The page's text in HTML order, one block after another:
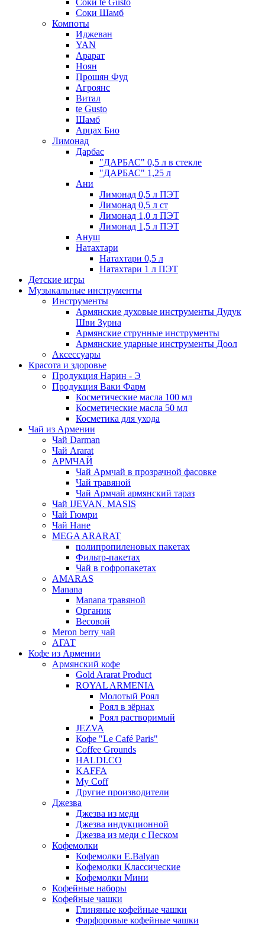
Соки te Gusto
Соки Шамб
Компоты
Иджеван
YAN
Арарат
Ноян
Прошян Фуд
Агроянс
Витал
te Gusto
Шамб
Арцах Био
Лимонад
Дарбас
"ДАРБАС" 0,5 л в стекле
"ДАРБАС" 1,25 л
Ани
Лимонад 0,5 л ПЭТ
Лимонад 0,5 л ст
Лимонад 1,0 л ПЭТ
Лимонад 1,5 л ПЭТ
Ануш
Натахтари
Натахтари 0,5 л
Натахтари 1 л ПЭТ
Детские игры
Музыкальные инструменты
Инструменты
Армянские духовые инструменты Дудук
Шви Зурна
Армянские струнные инструменты
Армянские ударные инструменты Доол
Аксессуары
Красота и здоровье
Продукция Нарин - Э
Продукция Ваки Фарм
Косметические масла 100 мл
Косметические масла 50 мл
Косметика для ухода
Чай из Армении
Чай Darman
Чай Ararat
АРМЧАЙ
Чай Армчай в прозрачной фасовке
Чай травяной
Чай Армчай армянский тараз
Чай IJEVAN. MASIS
Чай Гюмри
Чай Нане
MEGA ARARAT
полипропиленовых пакетах
Фильтр-пакетах
Чай в гофропакетах
AMARAS
Manana
Manana травяной
Органик
Весовой
Meron berry чай
АГАТ
Кофе из Армении
Армянский кофе
Gold Ararat Product
ROYAL ARMENIA
Молотый Роял
Роял в зёрнах
Роял растворимый
JEZVA
Кофе "Le Café Paris"
Coffee Grounds
HALDI.CO
KAFFA
My Coff
Другие производители
Джезва
Джезва из меди
Джезва индукционной
Джезва из меди с Песком
Кофемолки
Кофемолки E.Balyan
Кофемолки Классические
Кофемолки Мини
Кофейные наборы
Кофейные чашки
Глиняные кофейные чашки
Фарфоровые кофейные чашки